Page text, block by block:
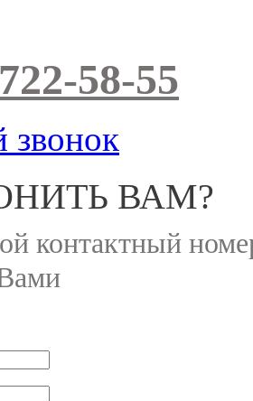
722-58-55
звонок
ВАМ?
контактный